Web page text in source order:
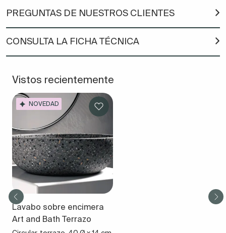
PREGUNTAS DE NUESTROS CLIENTES
CONSULTA LA FICHA TÉCNICA
Vistos recientemente
NOVEDAD
Lavabo sobre encimera
Art and Bath Terrazo